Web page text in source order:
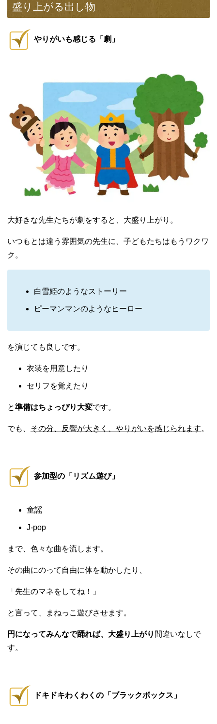
盛り上がる出し物
やりがいも感じる「劇」
大好きな先生たちが劇をすると、大盛り上がり。
いつもとは違う雰囲気の先生に、子どもたちはもうワクワ
ク。
白雪姫のようなストーリー
ピーマンマンのようなヒーロー
を演じても良しです。
衣装を用意したり
セリフを覚えたり
と準備はちょっぴり大変です。
でも、 その分、反響が大きく、やりがいを感じられます。
参加型の「リズム遊び」
童謡
J-pop
まで、色々な曲を流します。
その曲にのって自由に体を動かしたり、
「先生のマネをしてね！」
と言って、まねっこ遊びさせます。
円になってみんなで踊れば、大盛り上がり 間違いなしで
す。
ドキドキわくわくの「ブラックボックス」